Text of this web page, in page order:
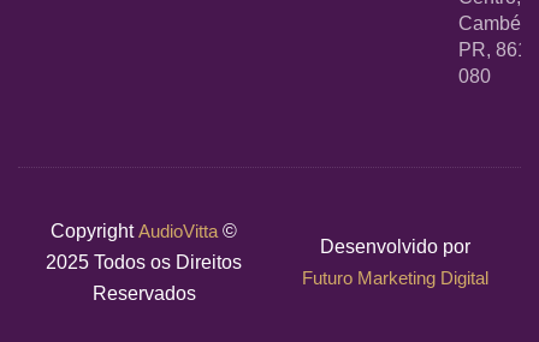
Cambé -
PR,
080
CopyrightAudioVitta©
2025 Todos os Direitos
Reservados
Desenvolvido por
Futuro Marketing Digital